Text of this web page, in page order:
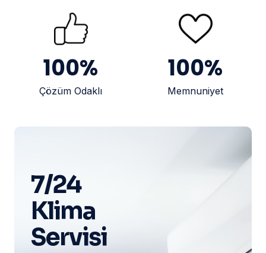
100%
Çözüm Odaklı
100%
Memnuniyet
7/24
Klima
Servisi